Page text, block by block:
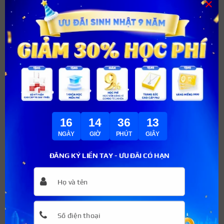
spa chăm sóc da, tiêm filler, khóa học làm đẹp body…
Học viện kinh doanh Spa SBA dạy nghề chất lượng
Thông tin liên hệ:
ĐĂNG KÝ LIỀN TAY - ƯU ĐÃI CÓ HẠN
16
NGÀY
14
GIỜ
36
PHÚT
12
GIÂY
×